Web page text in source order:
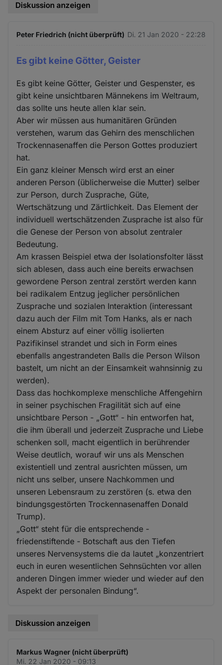
Diskussion anzeigen
Peter Friedrich (nicht überprüft) Di. 21 Jan 2020 - 22:28
Es gibt keine Götter, Geister
Es gibt keine Götter, Geister und Gespenster, es
gibt keine unsichtbaren Männekens im Weltraum,
das sollte uns heute allen klar sein.
Aber wir müssen aus humanitären Gründen
verstehen, warum das Gehirn des menschlichen
Trockennasenaffen die Person Gottes produziert
hat.
Ein ganz kleiner Mensch wird erst an einer
anderen Person (üblicherweise die Mutter) selber
zur Person, durch Zusprache, Güte,
Wertschätzung und Zärtlichkeit. Das Element der
individuell wertschätzenden Zusprache ist also für
die Genese der Person von absolut zentraler
Bedeutung.
Am krassen Beispiel etwa der Isolationsfolter lässt
sich ablesen, dass auch eine bereits erwachsen
gewordene Person zentral zerstört werden kann
bei radikalem Entzug jeglicher persönlichen
Zusprache und sozialen Interaktion (interessant
dazu auch der Film mit Tom Hanks, als er nach
einem Absturz auf einer völlig isolierten
Pazifikinsel strandet und sich in Form eines
ebenfalls angestrandeten Balls die Person Wilson
bastelt, um nicht an der Einsamkeit wahnsinnig zu
werden).
Dass das hochkomplexe menschliche Affengehirn
in seiner psychischen Fragilität sich auf eine
unsichtbare Person - „Gott“ - hin entworfen hat,
die ihm überall und jederzeit Zusprache und Liebe
schenken soll, macht eigentlich in berührender
Weise deutlich, worauf wir uns als Menschen
existentiell und zentral ausrichten müssen, um
nicht uns selber, unsere Nachkommen und
unseren Lebensraum zu zerstören (s. etwa den
bindungsgestörten Trockennasenaffen Donald
Trump).
„Gott“ steht für die entsprechende -
friedenstiftende - Botschaft aus den Tiefen
unseres Nervensystems die da lautet „konzentriert
euch in euren wesentlichen Sehnsüchten vor allen
anderen Dingen immer wieder und wieder auf den
Aspekt der personalen Bindung“.
Diskussion anzeigen
Markus Wagner (nicht überprüft)
Mi. 22 Jan 2020 - 09:13